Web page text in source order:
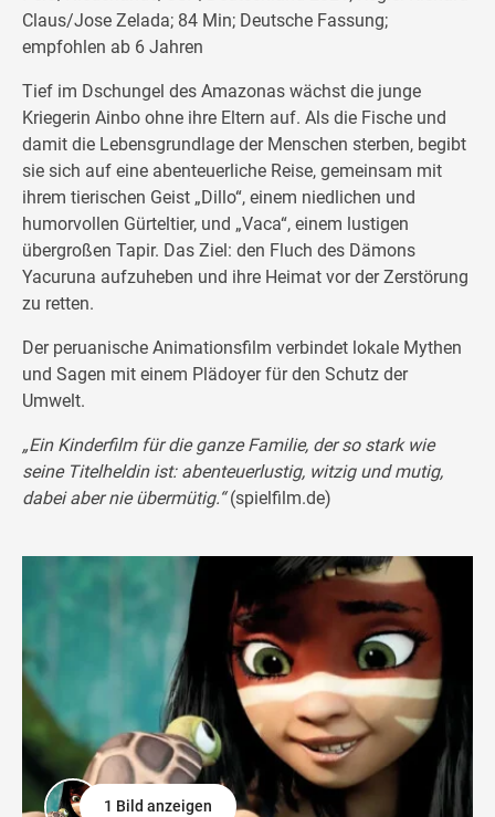
Claus/Jose Zelada; 84 Min; Deutsche Fassung;
empfohlen ab 6 Jahren
Tief im Dschungel des Amazonas wächst die junge
Kriegerin Ainbo ohne ihre Eltern auf. Als die Fische und
damit die Lebensgrundlage der Menschen sterben, begibt
sie sich auf eine abenteuerliche Reise, gemeinsam mit
ihrem tierischen Geist „Dillo“, einem niedlichen und
humorvollen Gürteltier, und „Vaca“, einem lustigen
übergroßen Tapir. Das Ziel: den Fluch des Dämons
Yacuruna aufzuheben und ihre Heimat vor der Zerstörung
zu retten.
Der peruanische Animationsfilm verbindet lokale Mythen
und Sagen mit einem Plädoyer für den Schutz der
Umwelt.
„Ein Kinderfilm für die ganze Familie, der so stark wie
seine Titelheldin ist: abenteuerlustig, witzig und mutig,
dabei aber nie übermütig.“(spielfilm.de)
1 Bild anzeigen